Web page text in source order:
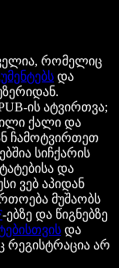
რომელიც
და
ის ატვირთვა;
ქალი და
ჩამოტვირთეთ
სიჩქარის
და
ვებ აპიდან
მუშაობს
-ებზე და წიგნებზე
და
რეგისტრაცია არ